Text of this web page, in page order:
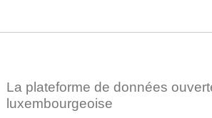
La plateforme de données